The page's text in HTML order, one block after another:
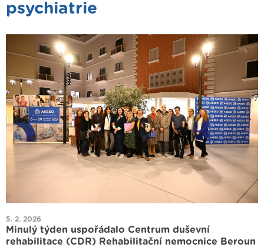
psychiatrie
5. 2. 2026
Minulý týden uspořádalo Centrum duševní
rehabilitace (CDR) Rehabilitační nemocnice Beroun